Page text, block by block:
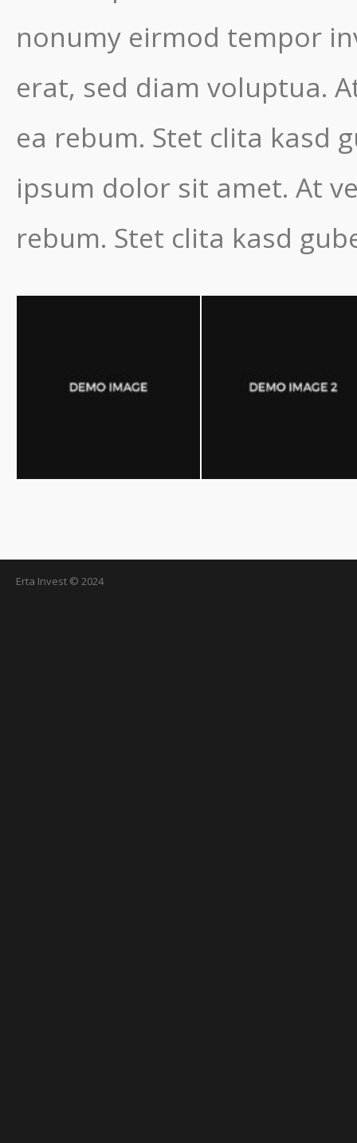
nonumy eirmod tempor
erat, sed diam voluptua.
ea rebum. Stet clita kasd
ipsum dolor sit amet. At
rebum. Stet clita kasd
Erta Invest © 2024